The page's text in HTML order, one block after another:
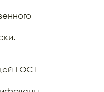
ГОСТ